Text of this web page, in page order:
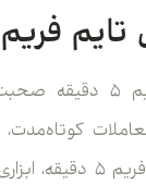
کدام است؟
وقتی از بهترین
کوتاه‌مدت،
پیش‌بینی کند.